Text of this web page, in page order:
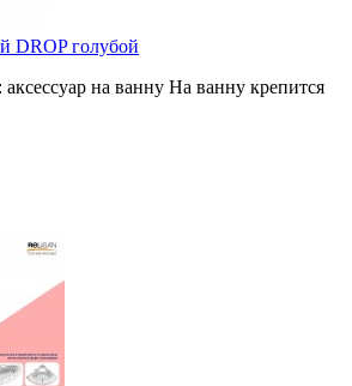
DROP голубой
на ванну На ванну крепится